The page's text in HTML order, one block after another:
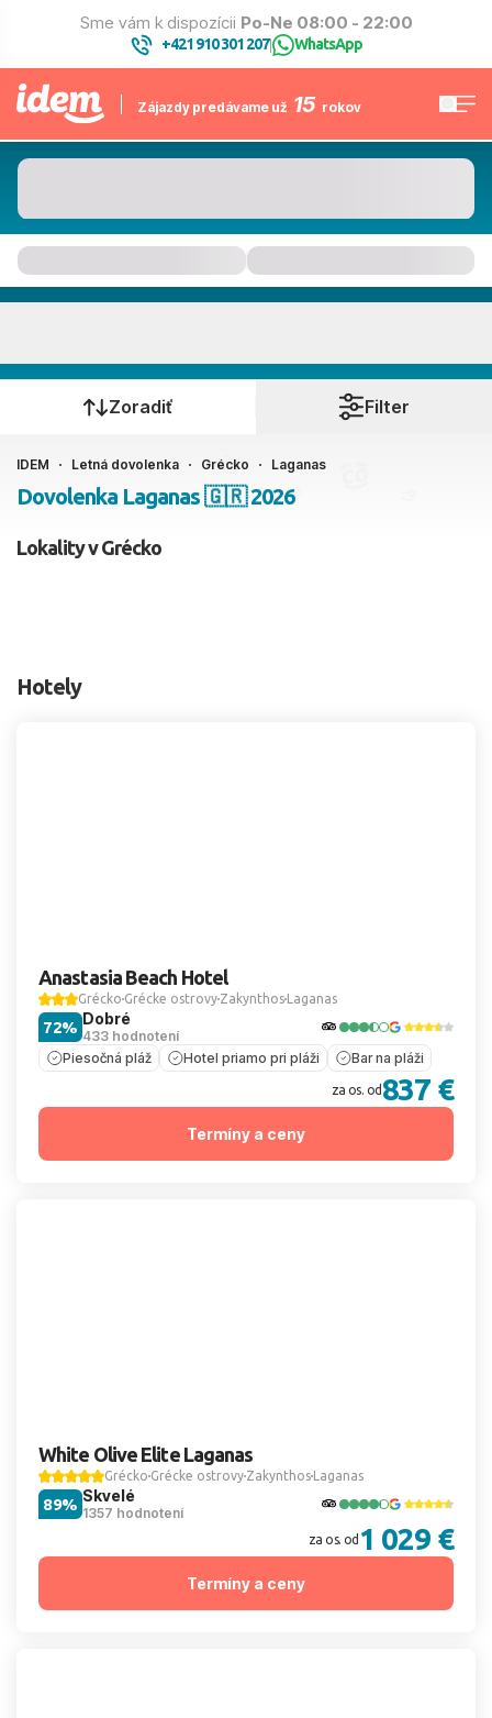
Sme vám k dispozícii Po-Ne 08:00 - 22:00
+421 910 301 207| WhatsApp
Zájazdy predávame už 15 rokov
Kedy cestujete?
Ako cestujete?
2 dospelí, 0 deti
Zoradiť Filter
IDEM Letná dovolenka Grécko Laganas
Dovolenka Laganas 🇬🇷 2026
Lokality v Grécko
Hotely
Anastasia Beach Hotel
Grécko Grécke ostrovy Zakynthos Laganas
Dobré
433 hodnotení
72%
Piesočná pláž Hotel priamo pri pláži Bar na pláži
za os. od 837 €
Termíny a ceny
White Olive Elite Laganas
Grécko Grécke ostrovy Zakynthos Laganas
Skvelé
1357 hodnotení
89%
za os. od 1 029 €
Termíny a ceny